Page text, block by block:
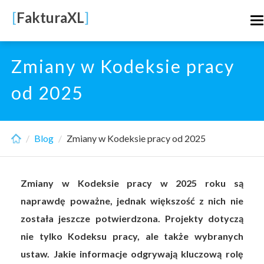
main
content
[FakturaXL]
Zmiany w Kodeksie pracy
od 2025
Blog Zmiany w Kodeksie pracy od 2025
Zmiany w Kodeksie pracy w 2025 roku są
naprawdę poważne, jednak większość z nich nie
została jeszcze potwierdzona. Projekty dotyczą
nie tylko Kodeksu pracy, ale także wybranych
ustaw. Jakie informacje odgrywają kluczową rolę